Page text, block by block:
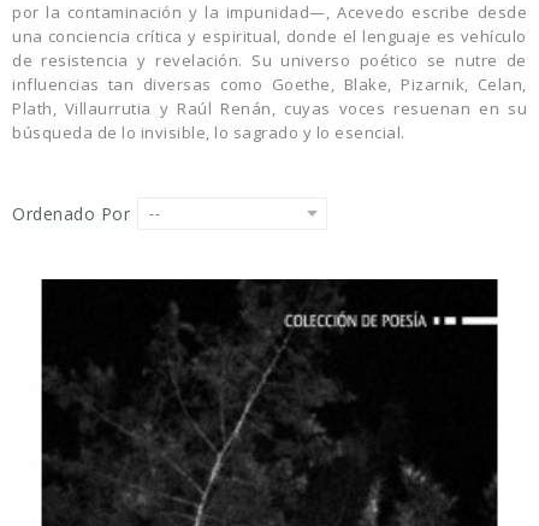
por la contaminación y la impunidad—, Acevedo escribe desde
una conciencia crítica y espiritual, donde el lenguaje es vehículo
de resistencia y revelación. Su universo poético se nutre de
influencias tan diversas como Goethe, Blake, Pizarnik, Celan,
Plath, Villaurrutia y Raúl Renán, cuyas voces resuenan en su
búsqueda de lo invisible, lo sagrado y lo esencial.
Ordenado Por --